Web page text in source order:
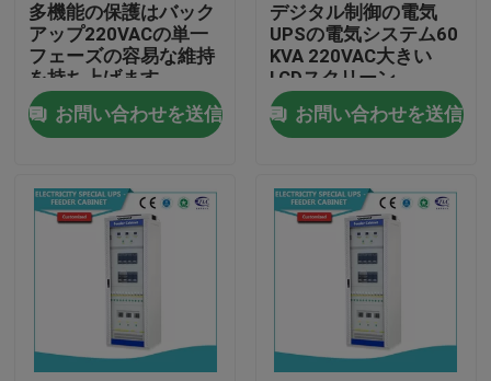
品質管理
私達に連絡しなさい
News
UPSの無停電電源装置
ラック マウントの電源
多機能の保護はバック
アップ220VACの単一
フェーズの容易な維持
を持ち上げます
お問い合わせを送信
デジタル制御の電気
UPSの電気システム60
KVA 220VAC大きい
LCDスクリーン
お問い合わせを送信